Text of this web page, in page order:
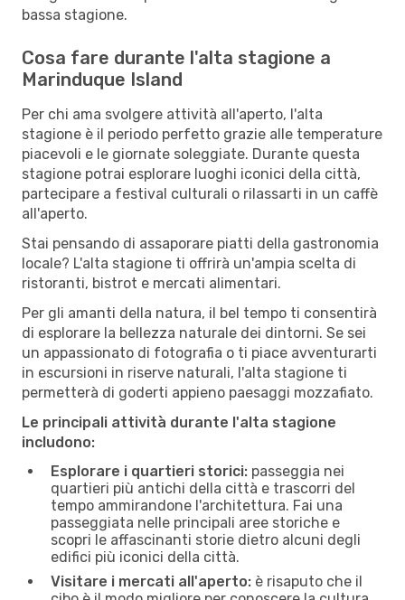
bassa stagione.
Cosa fare durante l'alta stagione a
Marinduque Island
Per chi ama svolgere attività all'aperto, l'alta
stagione è il periodo perfetto grazie alle temperature
piacevoli e le giornate soleggiate. Durante questa
stagione potrai esplorare luoghi iconici della città,
partecipare a festival culturali o rilassarti in un caffè
all'aperto.
Stai pensando di assaporare piatti della gastronomia
locale? L'alta stagione ti offrirà un'ampia scelta di
ristoranti, bistrot e mercati alimentari.
Per gli amanti della natura, il bel tempo ti consentirà
di esplorare la bellezza naturale dei dintorni. Se sei
un appassionato di fotografia o ti piace avventurarti
in escursioni in riserve naturali, l'alta stagione ti
permetterà di goderti appieno paesaggi mozzafiato.
Le principali attività durante l'alta stagione
includono:
Esplorare i quartieri storici: passeggia nei
quartieri più antichi della città e trascorri del
tempo ammirandone l'architettura. Fai una
passeggiata nelle principali aree storiche e
scopri le affascinanti storie dietro alcuni degli
edifici più iconici della città.
Visitare i mercati all'aperto: è risaputo che il